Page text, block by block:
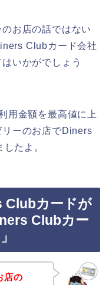
お店の話ではない
Clubカード会社
いかがでしょう
用金額を最高値に上
ーのお店でDiners
たよ。
Clubカードが
Clubカー
店の